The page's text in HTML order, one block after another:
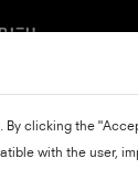
By clicking the
with the user,